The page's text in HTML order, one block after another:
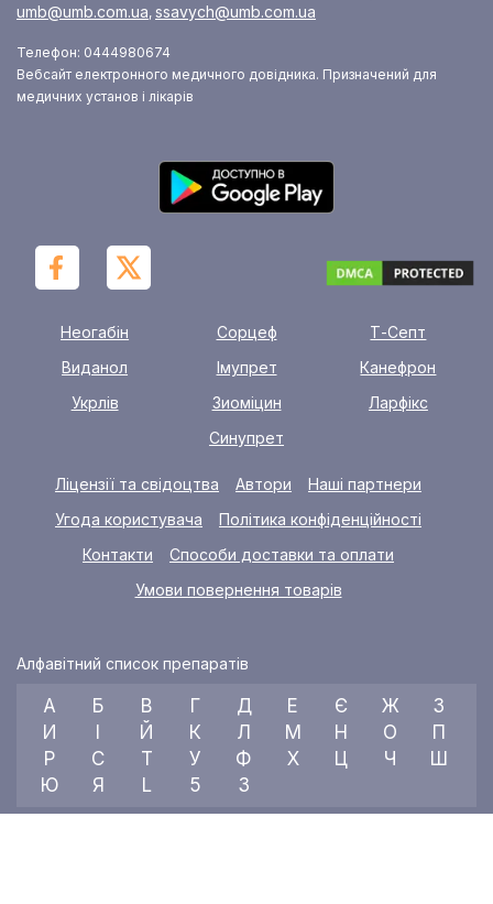
umb@umb.com.ua, ssavych@umb.com.ua
Телефон: 0444980674
Вебсайт електронного медичного довідника. Призначений для
медичних установ і лікарів
Неогабін Сорцеф
Т-Септ
Виданол
Імупрет
Канефрон
Укрлів
Зиоміцин
Ларфікс
Синупрет
Ліцензії та свідоцтва Автори
Наші партнери
Угода користувача
Політика конфіденційності
Контакти
Способи доставки та оплати
Умови повернення товарів
Алфавітний список препаратів
А Б В Г Д Е Є Ж
З
И
Й К Л М Н О
П
Р
С Т У Ф Х Ц Ч
Ш
Ю
Я L 5 3